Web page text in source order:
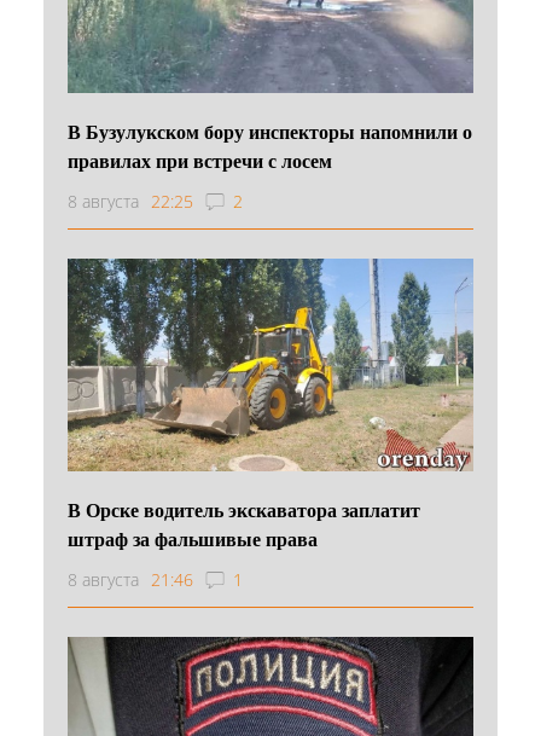
В Бузулукском бору инспекторы напомнили о
правилах при встречи с лосем
8 августа 22:25 2
В Орске водитель экскаватора заплатит
штраф за фальшивые права
8 августа 21:46 1